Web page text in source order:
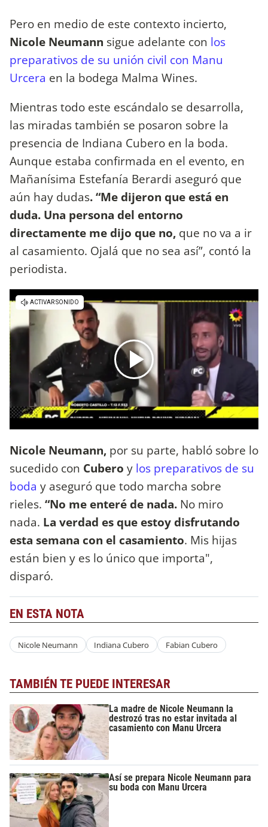
Pero en medio de este contexto incierto,
Nicole Neumann sigue adelante con los
preparativos de su unión civil con Manu
Urcera en la bodega Malma Wines.
Mientras todo este escándalo se desarrolla,
las miradas también se posaron sobre la
presencia de Indiana Cubero en la boda.
Aunque estaba confirmada en el evento, en
Mañanísima Estefanía Berardi aseguró que
aún hay dudas. “Me dijeron que está en
duda. Una persona del entorno
directamente me dijo que no, que no va a ir
al casamiento. Ojalá que no sea así”, contó la
periodista.
Nicole Neumann, por su parte, habló sobre lo
sucedido con Cubero y los preparativos de su
boda y aseguró que todo marcha sobre
rieles. “No me enteré de nada. No miro
nada. La verdad es que estoy disfrutando
esta semana con el casamiento. Mis hijas
están bien y es lo único que importa",
disparó.
EN ESTA NOTA
Nicole Neumann Indiana Cubero Fabian Cubero
TAMBIÉN TE PUEDE INTERESAR
La madre de Nicole Neumann la
destrozó tras no estar invitada al
casamiento con Manu Urcera
Así se prepara Nicole Neumann para
su boda con Manu Urcera